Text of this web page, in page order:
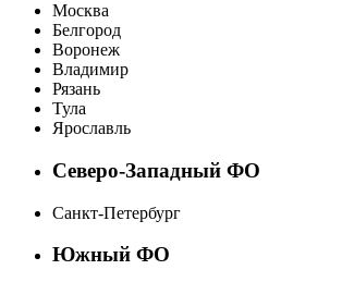
Москва
Белгород
Воронеж
Владимир
Рязань
Тула
Ярославль
Северо-Западный ФО
Санкт-Петербург
Южный ФО